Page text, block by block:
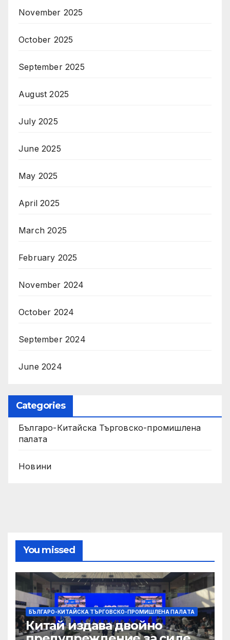
November 2025
October 2025
September 2025
August 2025
July 2025
June 2025
May 2025
April 2025
March 2025
February 2025
November 2024
October 2024
September 2024
June 2024
Categories
Българо-Китайска Търговско-промишлена
палaта
Новини
You missed
БЪЛГАРО-КИТАЙСКА ТЪРГОВСКО-ПРОМИШЛЕНА ПАЛAТА
Китай издава двойно